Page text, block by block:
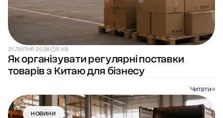
31 ЛИПНЯ 2026 5 ХВ
Як організувати регулярні поставки
товарів з Китаю для бізнесу
Читати
НОВИНИ